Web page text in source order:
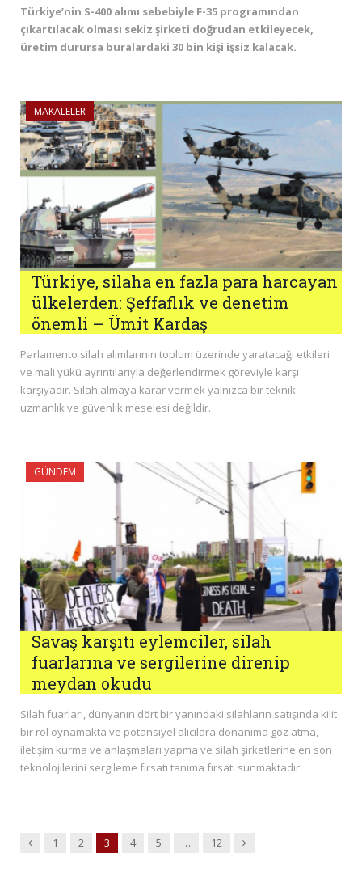
Türkiye’nin S-400 alımı sebebiyle F-35 programından
çıkartılacak olması sekiz şirketi doğrudan etkileyecek,
üretim durursa buralardaki 30 bin kişi işsiz kalacak.
MAKALELER
Türkiye, silaha en fazla para harcayan
ülkelerden: Şeffaflık ve denetim
önemli – Ümit Kardaş
Parlamento silah alımlarının toplum üzerinde yaratacağı etkileri
ve mali yükü ayrıntılarıyla değerlendirmek göreviyle karşı
karşıyadır. Silah almaya karar vermek yalnızca bir teknik
uzmanlık ve güvenlik meselesi değildir.
GÜNDEM
Savaş karşıtı eylemciler, silah
fuarlarına ve sergilerine direnip
meydan okudu
Silah fuarları, dünyanın dört bir yanındaki silahların satışında kilit
bir rol oynamakta ve potansiyel alıcılara donanıma göz atma,
iletişim kurma ve anlaşmaları yapma ve silah şirketlerine en son
teknolojilerini sergileme fırsatı tanıma fırsatı sunmaktadır.
Previous
1 2 3 4 5 … 12 Next